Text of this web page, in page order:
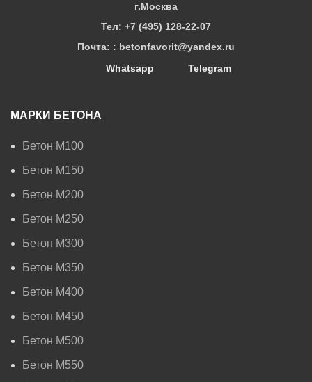
г.Москва
Тел: +7 (495) 128-22-07
Почта: : betonfavorit@yandex.ru
Whatsapp
Telegram
МАРКИ БЕТОНА
Бетон М100
Бетон М150
Бетон М200
Бетон М250
Бетон М300
Бетон М350
Бетон М400
Бетон М450
Бетон М500
Бетон М550